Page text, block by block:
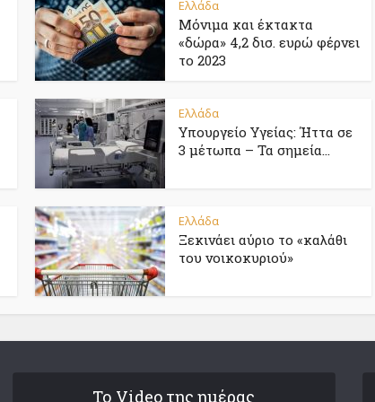
Ελλάδα
Μόνιμα και έκτακτα
«δώρα» 4,2 δισ. ευρώ φέρνει
το 2023
Ελλάδα
Υπουργείο Υγείας: Ήττα σε
3 μέτωπα – Τα σημεία...
Ελλάδα
Ξεκινάει αύριο το «καλάθι
του νοικοκυριού»
Το Video της ημέρας